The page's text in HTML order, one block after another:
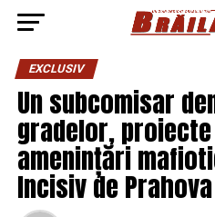
EXCLUSIV
Un subcomisar
gradelor,
amenințări
Incisiv de Prahova